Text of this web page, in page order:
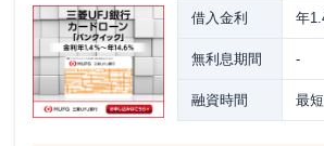
借入金利 年
無利息期間 -
融資時間 最